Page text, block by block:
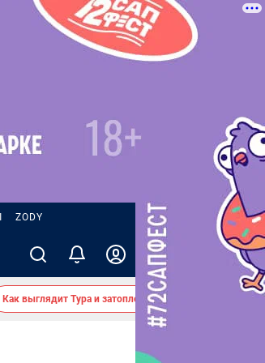
ZODY
Как выглядит Тура и затопленные берега — вид с реки